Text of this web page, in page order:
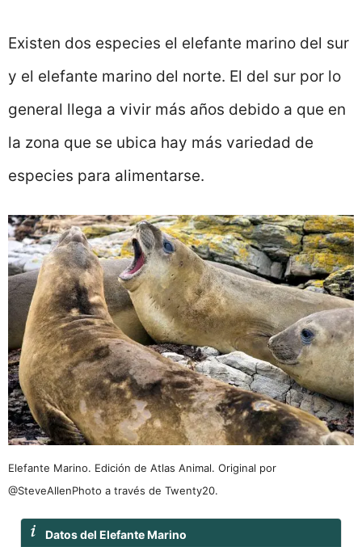
Existen dos especies el elefante marino del sur
y el elefante marino del norte. El del sur por lo
general llega a vivir más años debido a que en
la zona que se ubica hay más variedad de
especies para alimentarse.
Elefante Marino. Edición de Atlas Animal. Original por
@SteveAllenPhoto a través de Twenty20.
Datos del Elefante Marino